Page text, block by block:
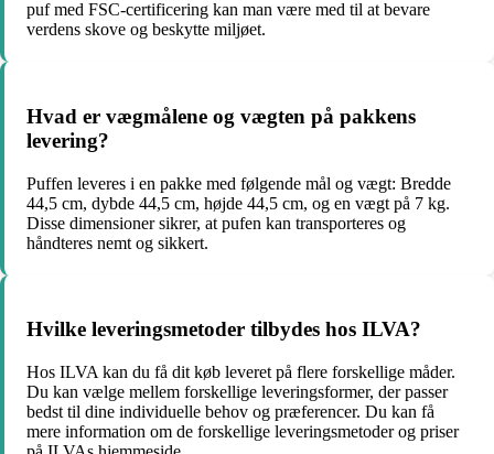
puf med FSC-certificering kan man være med til at bevare
verdens skove og beskytte miljøet.
Hvad er vægmålene og vægten på pakkens
levering?
Puffen leveres i en pakke med følgende mål og vægt: Bredde
44,5 cm, dybde 44,5 cm, højde 44,5 cm, og en vægt på 7 kg.
Disse dimensioner sikrer, at pufen kan transporteres og
håndteres nemt og sikkert.
Hvilke leveringsmetoder tilbydes hos ILVA?
Hos ILVA kan du få dit køb leveret på flere forskellige måder.
Du kan vælge mellem forskellige leveringsformer, der passer
bedst til dine individuelle behov og præferencer. Du kan få
mere information om de forskellige leveringsmetoder og priser